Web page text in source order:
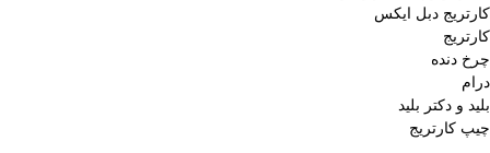
کارتریج دبل ایکس
کارتریج
چرخ دنده
درام
بلید و دکتر بلید
چیپ کارتریج